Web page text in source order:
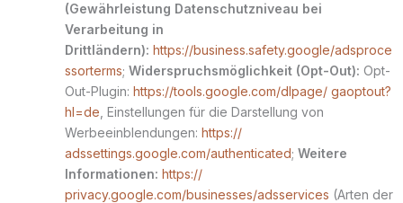
(Gewährleistung Datenschutzniveau bei
Verarbeitung in
Drittländern): https://business.safety.google/adsproce
ssorterms; Widerspruchsmöglichkeit (Opt-Out): Opt-
Out-Plugin: https://tools.google.com/dlpage/ gaoptout?
hl=de , Einstellungen für die Darstellung von
Werbeeinblendungen: https://
adssettings.google.com/authenticated; Weitere
Informationen: https://
privacy.google.com/businesses/adsservices (Arten der